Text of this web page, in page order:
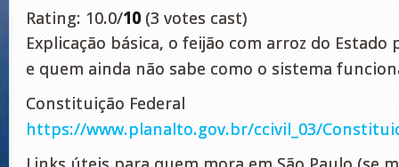
Rating: 10.0/10 (3 votes cast)
Explicação básica, o feijão com arroz do Estado
e quem ainda não sabe como o sistema
Constituição Federal
https://www.planalto.gov.br/ccivil_03/